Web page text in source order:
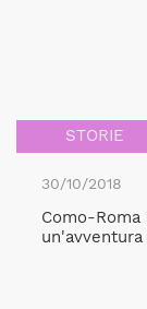
STORIE
30/10/2018
Como-